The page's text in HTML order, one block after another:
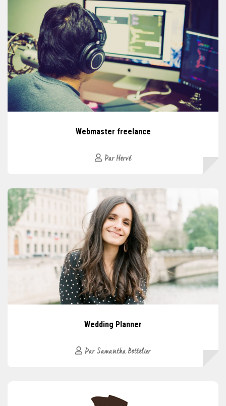
Webmaster freelance
Par Hervé
Wedding Planner
Par Samantha Bottelier